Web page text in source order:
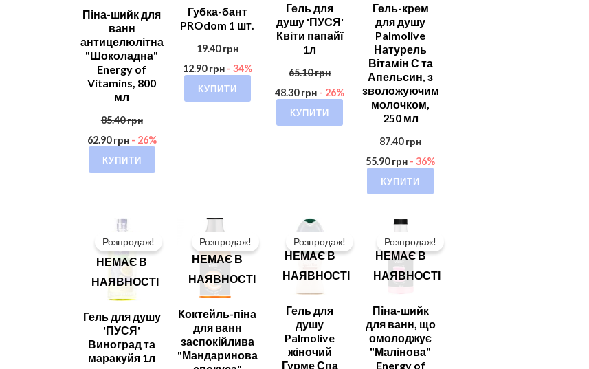
Піна-шийк для
ванн
антицелюлітна
"Шоколадна"
Energy of
Vitamins, 800
мл
85.40грн
62.90грн- 26%
КУПИТИ
Губка-бант
PROdom 1 шт.
19.40грн
12.90грн- 34%
КУПИТИ
Гель для
душу 'ПУСЯ'
Квіти папайї
1л
65.10грн
48.30грн - 26%
КУПИТИ
Гель-крем
для душу
Palmolive
Натурель
Вітамін С та
Апельсин, з
зволожуючим
молочком,
250 мл
87.40грн
55.90грн - 36%
КУПИТИ
НЕМАЄ В
НАЯВНОСТІ
Розпродаж!
Гель для душу
'ПУСЯ'
Виноград та
маракуйя 1л
НЕМАЄ В
НАЯВНОСТІ
Розпродаж!
Коктейль-піна
для ванн
заспокійлива
"Мандаринова
НЕМАЄ В
НАЯВНОСТІ
Розпродаж!
Гель для
душу
Palmolive
жіночий
Гурме Спа
НЕМАЄ В
НАЯВНОСТІ
Розпродаж!
Піна-шийк
для ванн, що
омолоджує
"Малінова"
Energy of